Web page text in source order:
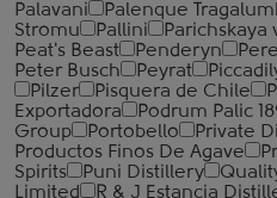
Palavani
Palenque
Stromu
Pallini Parichskaya
Peat's Beast
Penderyn
Peter Busch
Peyrat
Pilzer
Pisquera de Chile
Exportadora
Podrum Palic
Group
Portobello
Private
Productos Finos De Agave
Spirits
Puni Distillery
Limited
R & J Estancia